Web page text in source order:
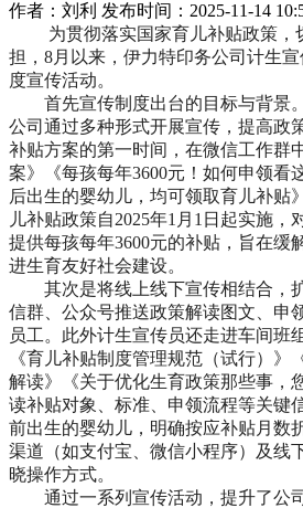
作者：刘利 发布时间：2025-11-14
为贯彻落实国家育儿补贴政策，
担，8月以来，伊力特印务公司计生
度宣传活动。
首先宣传制度出台的目标与背景。
公司通过多种形式开展宣传，提高政
补贴方案的第一时间，在微信工作群
案》《每孩每年3600元！如何申领看
后出生的婴幼儿，均可领取育儿补贴
儿补贴政策自2025年1月1日起实施，
提供每孩每年3600元的补贴，旨在缓
进生育友好社会建设。
其次是将线上线下宣传相结合，
信群、公众号推送政策解读图文、申
员工。此外计生宣传员还走进车间班
《育儿补贴制度管理规范（试行）》
解读》《关于优化生育政策那些事，
读补贴对象、标准、申领流程等关键
前出生的婴幼儿，明确按应补贴月数
渠道（如支付宝、微信小程序）及线
晓操作方式。
通过一系列宣传活动，提升了公